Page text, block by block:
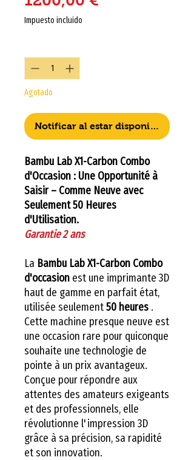
Impuesto incluido
Agotado
Notificar al estar disponible
Bambu Lab X1-Carbon Combo
d'Occasion : Une Opportunité à
Saisir – Comme Neuve avec
Seulement 50 Heures
d'Utilisation.
Garantie 2 ans
La Bambu Lab X1-Carbon Combo
d'occasion est une imprimante 3D
haut de gamme en parfait état,
utilisée seulement50 heures .
Cette machine presque neuve est
une occasion rare pour quiconque
souhaite une technologie de
pointe à un prix avantageux.
Conçue pour répondre aux
attentes des amateurs exigeants
et des professionnels, elle
révolutionne l'impression 3D
grâce à sa précision, sa rapidité
et son innovation.